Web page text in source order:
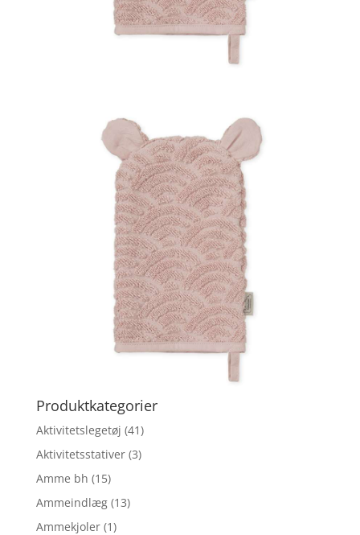
Produktkategorier
Aktivitetslegetøj (41)
Aktivitetsstativer (3)
Amme bh (15)
Ammeindlæg (13)
Ammekjoler (1)